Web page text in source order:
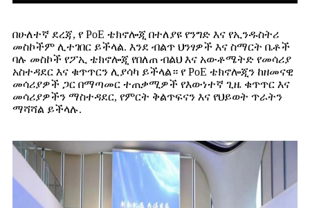
በሁለተኛ ደረጃ, የ PoE ቴክኖሎጂ በተለያዩ የንግድ እና የኢንዱስትሪ
መስኮችም ሊተገበር ይችላል. እንደ ብልጥ ህንፃዎች እና ስማርት ቤቶች
ባሉ መስኮች የፖኢ ቴክኖሎጂ የበለጠ ብልህ እና አውቶሜትድ የመሳሪያ
አስተዳደር እና ቁጥጥርን ሊያሳካ ይችላል። የ PoE ቴክኖሎጂን ከዘመናዊ
መሳሪያዎች ጋር በማጣመር ተጠቃሚዎች የእውነተኛ ጊዜ ቁጥጥር እና
መሳሪያዎችን ማስተዳደር, የምርት ቅልጥፍናን እና የህይወት ጥራትን
ማሻሻል ይችላሉ.